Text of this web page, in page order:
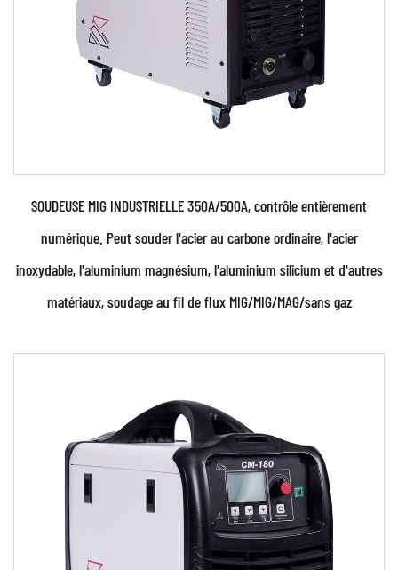
Paramètres:
Caractéristiques techniques: • Contrôle
numérique avancé de l'unité de commande à
micropr...
EN SAVOIR PLUS
SOUDEUSE MIG INDUSTRIELLE 350A/500A, contrôle entièrement
numérique. Peut souder l'acier au carbone ordinaire, l'acier
inoxydable, l'aluminium magnésium, l'aluminium silicium et d'autres
matériaux, soudage au fil de flux MIG/MIG/MAG/sans gaz